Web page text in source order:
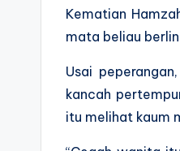
Kematian
mata beliau
Usai
kancah
itu melihat kaum